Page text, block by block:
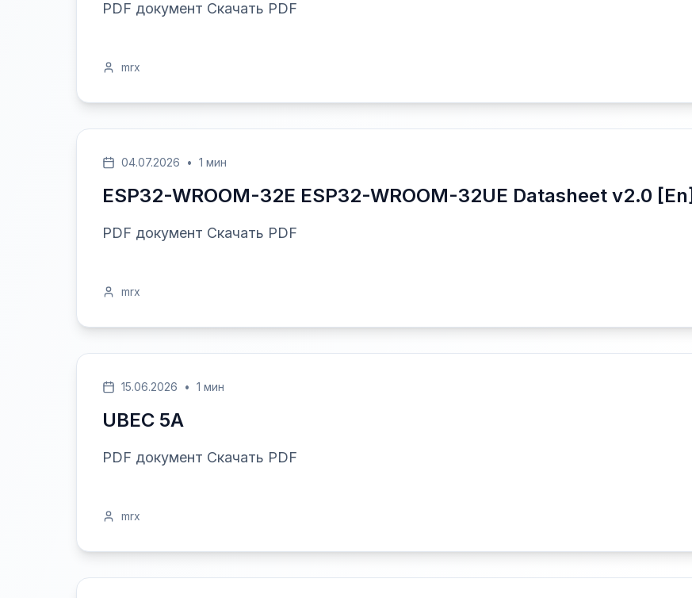
PDF документ Скачать PDF
mrx
04.07.2026 • 1 мин
ESP32-WROOM-32E ESP32-WROOM-32UE Datasheet v2.0 [En]
PDF документ Скачать PDF
mrx
15.06.2026 • 1 мин
UBEC 5A
PDF документ Скачать PDF
mrx